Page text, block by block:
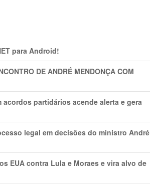
para Android!
DE ANDRÉ MENDONÇA COM
partidários acende alerta e gera
legal em decisões do ministro André
EUA contra Lula e Moraes e vira alvo de